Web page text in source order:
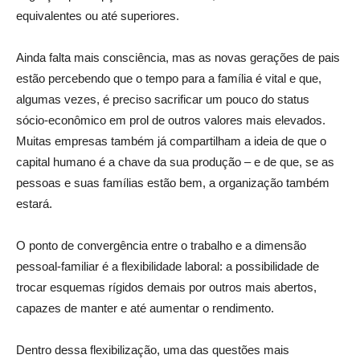
equivalentes ou até superiores.
Ainda falta mais consciência, mas as novas gerações de pais
estão percebendo que o tempo para a família é vital e que,
algumas vezes, é preciso sacrificar um pouco do status
sócio-econômico em prol de outros valores mais elevados.
Muitas empresas também já compartilham a ideia de que o
capital humano é a chave da sua produção – e de que, se as
pessoas e suas famílias estão bem, a organização também
estará.
O ponto de convergência entre o trabalho e a dimensão
pessoal-familiar é a flexibilidade laboral: a possibilidade de
trocar esquemas rígidos demais por outros mais abertos,
capazes de manter e até aumentar o rendimento.
Dentro dessa flexibilização, uma das questões mais